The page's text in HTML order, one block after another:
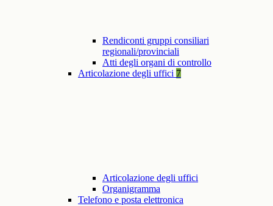
Rendiconti gruppi consiliari
regionali/provinciali
Atti degli organi di controllo
Articolazione degli uffici 7
Articolazione degli uffici
Organigramma
Telefono e posta elettronica